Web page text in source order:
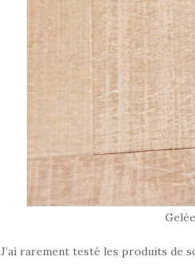
J’ai rarement testé les produits de